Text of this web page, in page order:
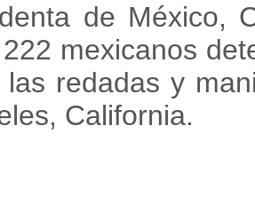
de México,
mexicanos
las redadas y
California.